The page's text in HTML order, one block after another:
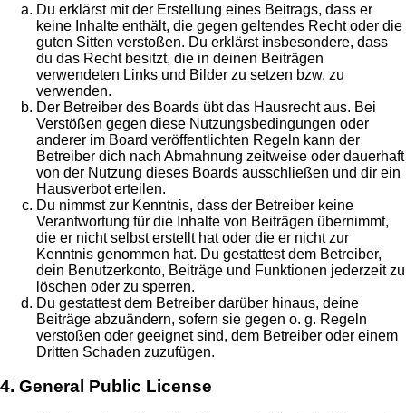
Du erklärst mit der Erstellung eines Beitrags, dass er
keine Inhalte enthält, die gegen geltendes Recht oder die
guten Sitten verstoßen. Du erklärst insbesondere, dass
du das Recht besitzt, die in deinen Beiträgen
verwendeten Links und Bilder zu setzen bzw. zu
verwenden.
Der Betreiber des Boards übt das Hausrecht aus. Bei
Verstößen gegen diese Nutzungsbedingungen oder
anderer im Board veröffentlichten Regeln kann der
Betreiber dich nach Abmahnung zeitweise oder dauerhaft
von der Nutzung dieses Boards ausschließen und dir ein
Hausverbot erteilen.
Du nimmst zur Kenntnis, dass der Betreiber keine
Verantwortung für die Inhalte von Beiträgen übernimmt,
die er nicht selbst erstellt hat oder die er nicht zur
Kenntnis genommen hat. Du gestattest dem Betreiber,
dein Benutzerkonto, Beiträge und Funktionen jederzeit zu
löschen oder zu sperren.
Du gestattest dem Betreiber darüber hinaus, deine
Beiträge abzuändern, sofern sie gegen o. g. Regeln
verstoßen oder geeignet sind, dem Betreiber oder einem
Dritten Schaden zuzufügen.
4. General Public License